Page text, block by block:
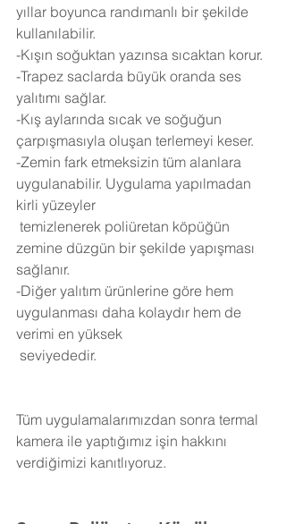
yıllar boyunca randımanlı bir şekilde
kullanılabilir.
-Kışın soğuktan yazınsa sıcaktan korur.
-Trapez saclarda büyük oranda ses
yalıtımı sağlar.
-Kış aylarında sıcak ve soğuğun
çarpışmasıyla oluşan terlemeyi keser.
-Zemin fark etmeksizin tüm alanlara
uygulanabilir. Uygulama yapılmadan
kirli yüzeyler
zemine düzgün bir şekilde yapışması
sağlanır.
-Diğer yalıtım ürünlerine göre hem
uygulanması daha kolaydır hem de
verimi en yüksek
seviyededir.
Tüm uygulamalarımızdan sonra termal
kamera ile yaptığımız işin hakkını
verdiğimizi kanıtlıyoruz.